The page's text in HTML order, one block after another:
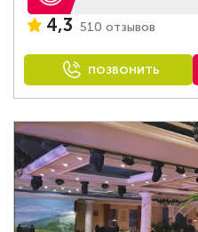
4,3 510 отзывов
ПОЗВОНИТЬ